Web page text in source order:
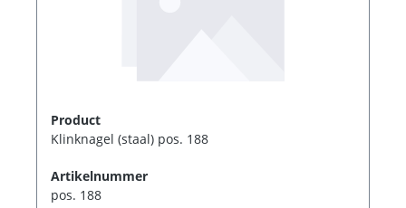
Product
Klinknagel (staal) pos. 188
Artikelnummer
pos. 188